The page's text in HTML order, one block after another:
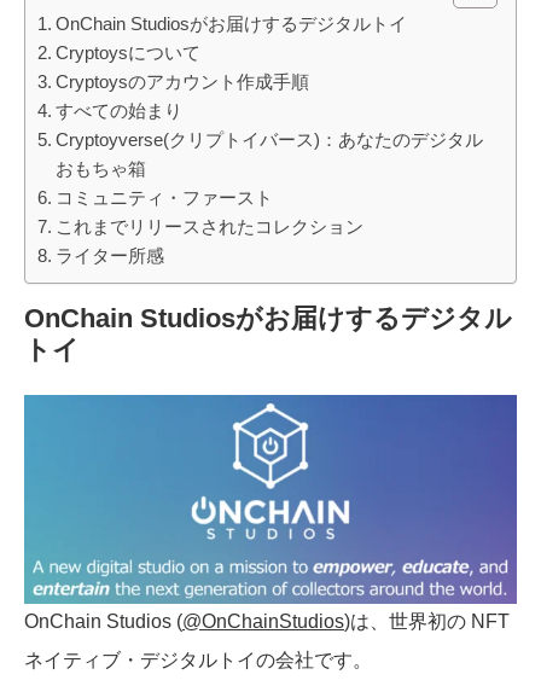
OnChain Studiosがお届けするデジタルトイ
Cryptoysについて
Cryptoysのアカウント作成手順
すべての始まり
Cryptoyverse(クリプトイバース)：あなたのデジタル
おもちゃ箱
コミュニティ・ファースト
これまでリリースされたコレクション
ライター所感
OnChain Studiosがお届けするデジタル
トイ
OnChain Studios (@OnChainStudios)は、世界初の NFT
ネイティブ・デジタルトイの会社です。